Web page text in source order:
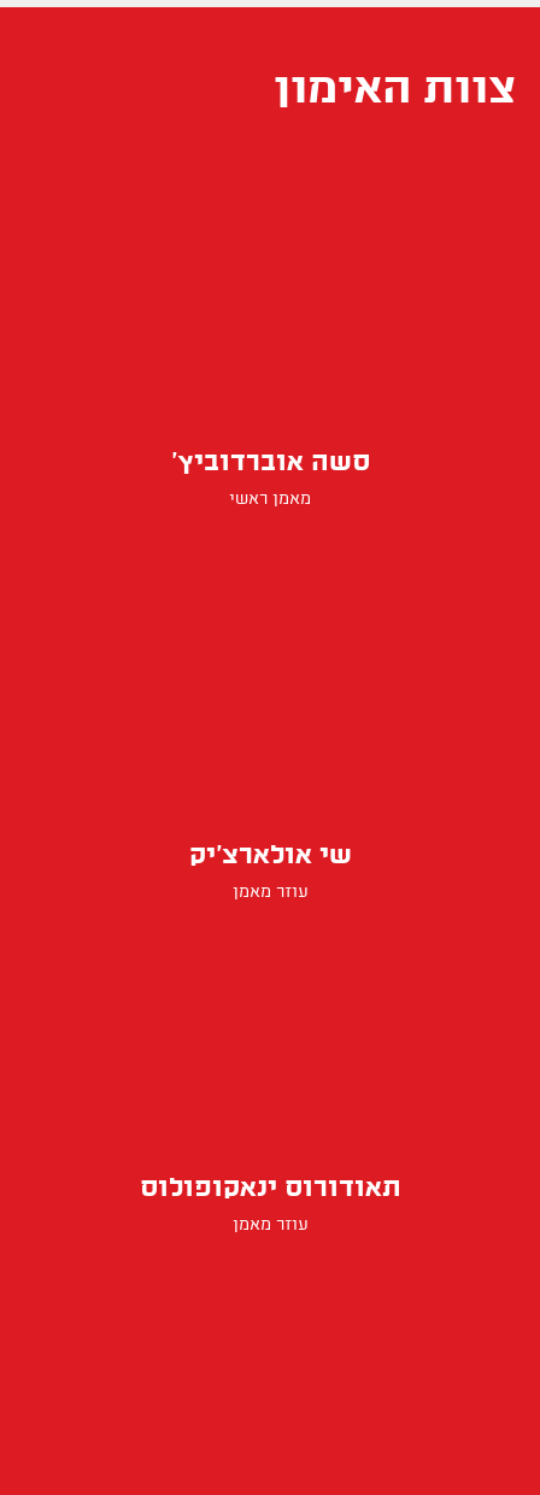
צוות האימון
סשה אוברדוביץ'
מאמן ראשי
שי אולארצ׳יק
עוזר מאמן
תאודורוס ינאקופולוס
עוזר מאמן